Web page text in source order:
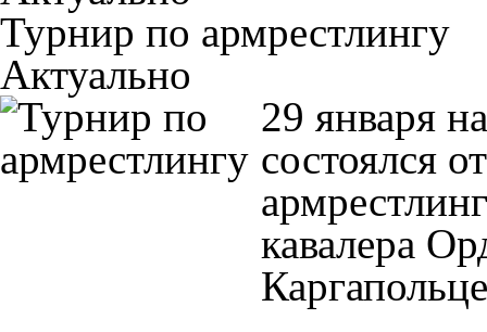
Турнир по армрестлингу
Актуально
29 января
состоялся
кавалера